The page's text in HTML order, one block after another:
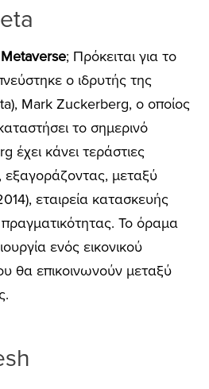
; Πρόκειται για το
ο ιδρυτής της
Mark Zuckerberg, ο οποίος
το σημερινό
κάνει τεράστιες
εξαγοράζοντας, μεταξύ
εταιρεία κατασκευής
Το όραμα
ενός εικονικού
θα επικοινωνούν μεταξύ